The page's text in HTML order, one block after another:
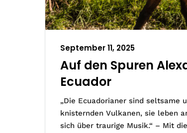
September 11, 2025
Auf den Spuren
Ecuador
„Die Ecuadorianer sind seltsame
knisternden Vulkanen, sie leben
sich über traurige Musik.“ – Mit